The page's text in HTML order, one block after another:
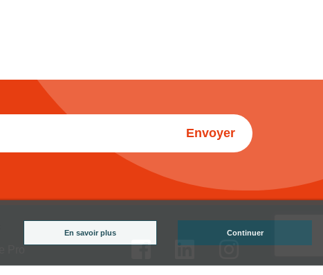
Envoyer
En savoir plus Continuer